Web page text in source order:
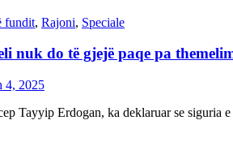
fundit, Rajoni, Speciale
nuk do të gjejë paqe pa
4, 2025
Tayyip Erdogan, ka deklaruar se siguria